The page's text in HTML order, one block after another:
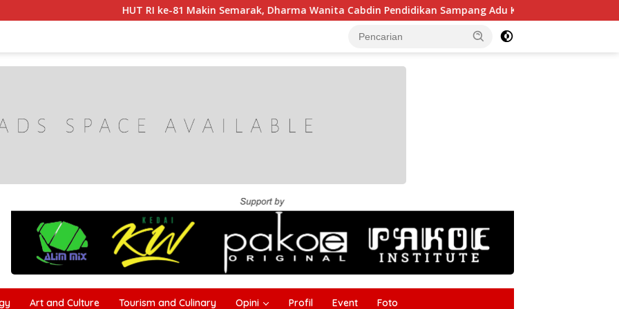
HUT RI ke-81 Makin Semarak, Dharma Wanita Cabdin Pendidikan Sampang Adu Kekompakan Lewat Lomba
Art and Culture Tourism and Culinary Opini Profil Event Foto